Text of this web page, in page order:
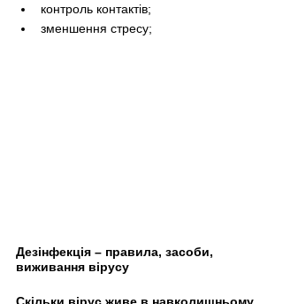
контроль контактів;
зменшення стресу;
Дезінфекція – правила, засоби,
виживання вірусу